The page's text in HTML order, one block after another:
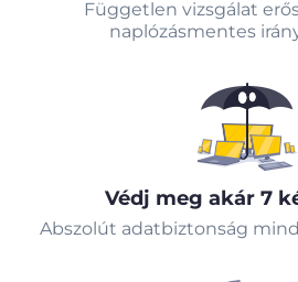
Független vizsgálat
naplózásmentes
Védj meg akár 7
Abszolút adatbiztonság